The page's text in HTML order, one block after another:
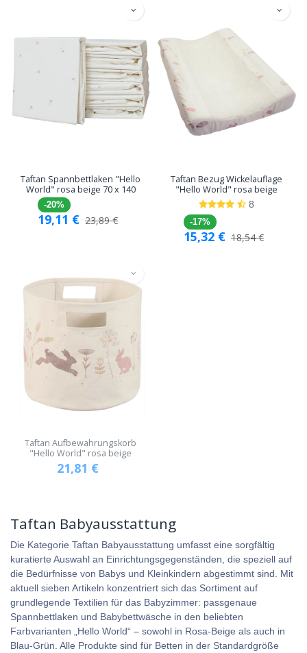
Taftan Spannbettlaken "Hello
World" rosa beige 70 x 140
-20%
19,11 € 23,89€
Taftan Bezug Wickelauflage
"Hello World" rosa beige
8
-17%
15,32 € 18,54€
Taftan Aufbewahrungskorb
"Hello World" rosa beige
21,81 €
Taftan Babyausstattung
Die Kategorie Taftan Babyausstattung umfasst eine sorgfältig
kuratierte Auswahl an Einrichtungsgegenständen, die speziell auf
die Bedürfnisse von Babys und Kleinkindern abgestimmt sind. Mit
aktuell sieben Artikeln konzentriert sich das Sortiment auf
grundlegende Textilien für das Babyzimmer: passgenaue
Spannbettlaken und Babybettwäsche in den beliebten
Farbvarianten „Hello World“ – sowohl in Rosa-Beige als auch in
Blau-Grün. Alle Produkte sind für Betten in der Standardgröße